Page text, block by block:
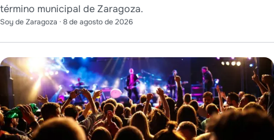
término municipal de Zaragoza.
Soy de Zaragoza · 8 de agosto de 2026